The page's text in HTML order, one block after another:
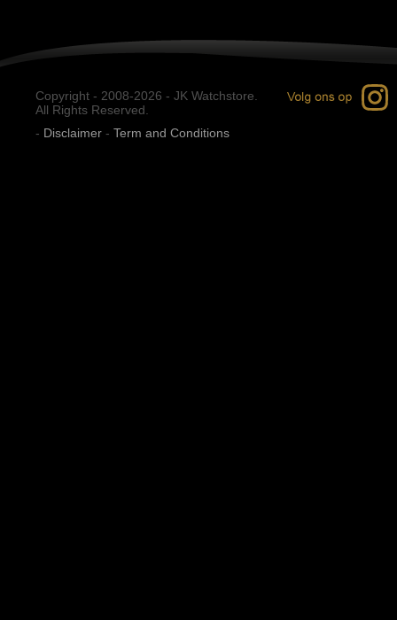
Copyright - 2008-2026 - JK Watchstore.
All Rights Reserved.
- Disclaimer - Term and Conditions